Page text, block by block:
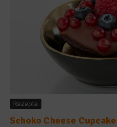
Rezepte
Schoko Cheese